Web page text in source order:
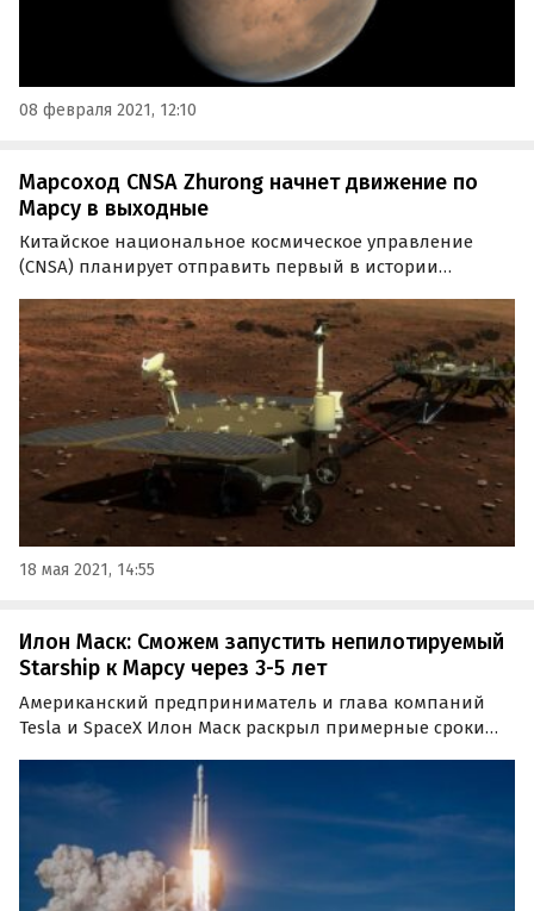
08 февраля 2021, 12:10
Марсоход CNSA Zhurong начнет движение по
Марсу в выходные
Китайское национальное космическое управление
(CNSA) планирует отправить первый в истории
Марса уже в эти выходные. Начало движения
запланировано в соответствии с программой миссии
Tianwen-1.
18 мая 2021, 14:55
Илон Маск: Сможем запустить непилотируемый
Starship к Марсу через 3-5 лет
Американский предприниматель и глава компаний
Tesla и SpaceX Илон Маск раскрыл примерные сроки
Новости со ссылкой на Financial Times.